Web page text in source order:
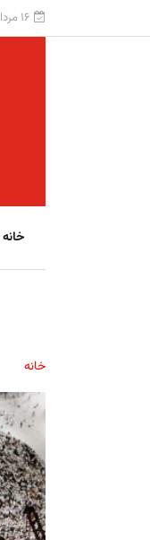
۱۶ مرداد ۱۴۰۵
خانه
خانه